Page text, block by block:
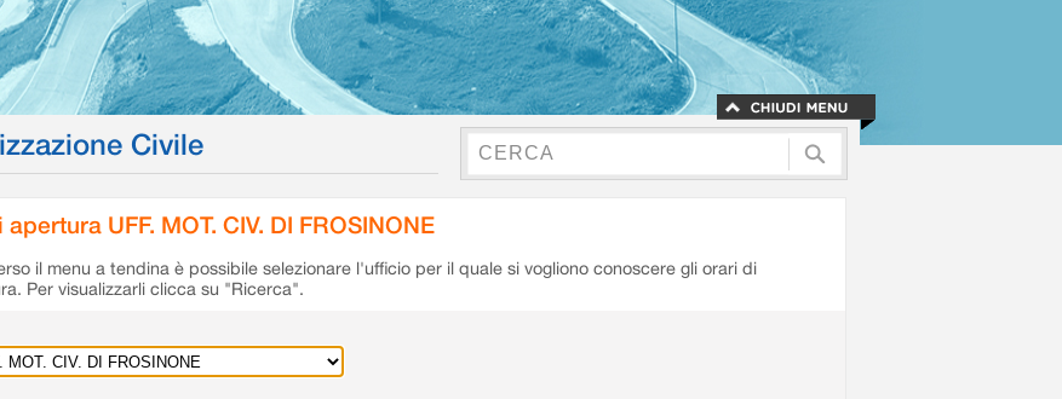
Civile
apertura UFF. MOT. CIV. DI FROSINONE
il menu a tendina è possibile selezionare l'ufficio per il quale si vogliono conoscere gli orari di
Per visualizzarli clicca su "Ricerca".